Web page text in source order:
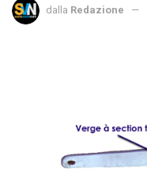
dalla Redazione